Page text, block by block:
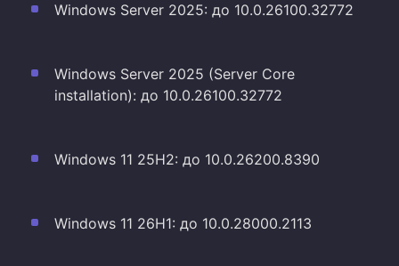
Windows Server 2025: до 10.0.26100.32772
Windows Server 2025 (Server Core
installation): до 10.0.26100.32772
Windows 11 25H2: до 10.0.26200.8390
Windows 11 26H1: до 10.0.28000.2113